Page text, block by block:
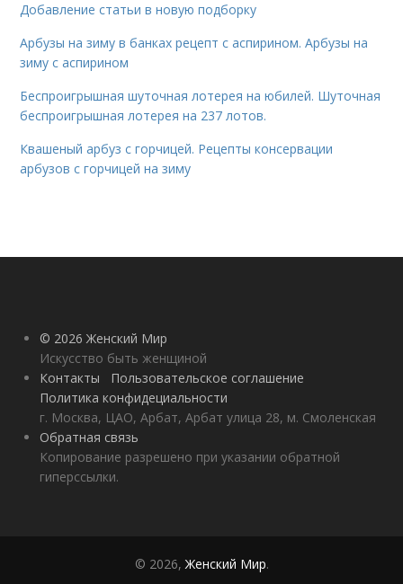
Добавление статьи в новую подборку
Арбузы на зиму в банках рецепт с аспирином. Арбузы на
зиму с аспирином
Беспроигрышная шуточная лотерея на юбилей. Шуточная
беспроигрышная лотерея на 237 лотов.
Квашеный арбуз с горчицей. Рецепты консервации
арбузов с горчицей на зиму
© 2026 Женский Мир
Искусство быть женщиной
Контакты
Пользовательское соглашение
Политика конфидециальности
г. Москва, ЦАО, Арбат, Арбат улица 28, м. Смоленская
Обратная связь
Копирование разрешено при указании обратной
гиперссылки.
© 2026,Женский Мир.